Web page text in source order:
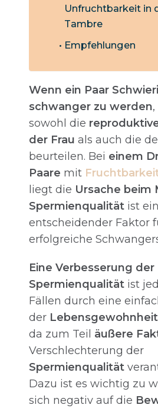
Unfruchtbarkeit in
Tambre
Empfehlungen
Wenn ein Paar
schwanger zu werden
sowohl die
der Frau als auch die
beurteilen. Bei einem
Paare mit
liegt die Ursache beim
Spermienqualität ist ein
entscheidender Faktor
erfolgreiche
Eine Verbesserung der
Spermienqualität ist
Fällen durch eine
der
da zum Teil äußere
Verschlechterung der
Spermienqualität
Dazu ist es wichtig zu
sich negativ auf die